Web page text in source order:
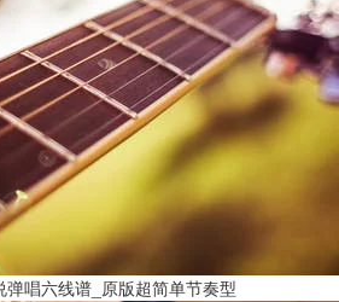
唱六线谱_原版超简单节奏型